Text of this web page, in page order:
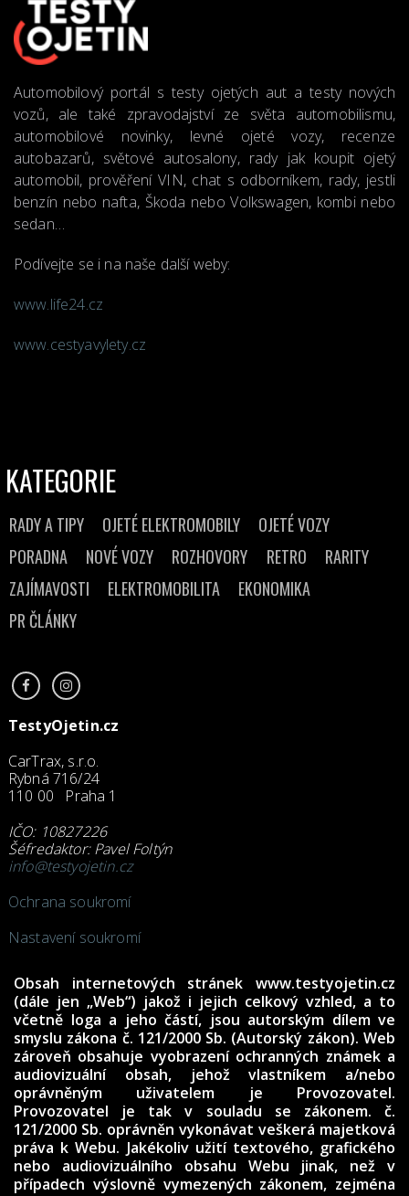
Automobilový portál s testy ojetých aut a testy nových
vozů, ale také zpravodajství ze světa automobilismu,
automobilové novinky, levné ojeté vozy, recenze
autobazarů, světové autosalony, rady jak koupit ojetý
automobil, prověření VIN, chat s odborníkem, rady, jestli
benzín nebo nafta, Škoda nebo Volkswagen, kombi nebo
sedan…
Podívejte se i na naše další weby:
www.life24.cz
www.cestyavylety.cz
KATEGORIE
RADY A TIPY OJETÉ ELEKTROMOBILY
OJETÉ VOZY
PORADNA
NOVÉ VOZY ROZHOVORY RETRO
RARITY
ZAJÍMAVOSTI
ELEKTROMOBILITA
EKONOMIKA
PR ČLÁNKY
TestyOjetin.cz
CarTrax, s.r.o.
Rybná 716/24
110 00 Praha 1
IČO: 10827226
Šéfredaktor: Pavel Foltýn
info@testyojetin.cz
Ochrana soukromí
Nastavení soukromí
Obsah internetových stránek www.testyojetin.cz
(dále jen „Web“) jakož i jejich celkový vzhled, a to
včetně loga a jeho částí, jsou autorským dílem ve
smyslu zákona č. 121/2000 Sb. (Autorský zákon). Web
zároveň obsahuje vyobrazení ochranných známek a
audiovizuální obsah, jehož vlastníkem a/nebo
oprávněným uživatelem je Provozovatel.
Provozovatel je tak v souladu se zákonem. č.
121/2000 Sb. oprávněn vykonávat veškerá majetková
práva k Webu. Jakékoliv užití textového, grafického
nebo audiovizuálního obsahu Webu jinak, než v
případech výslovně vymezených zákonem, zejména